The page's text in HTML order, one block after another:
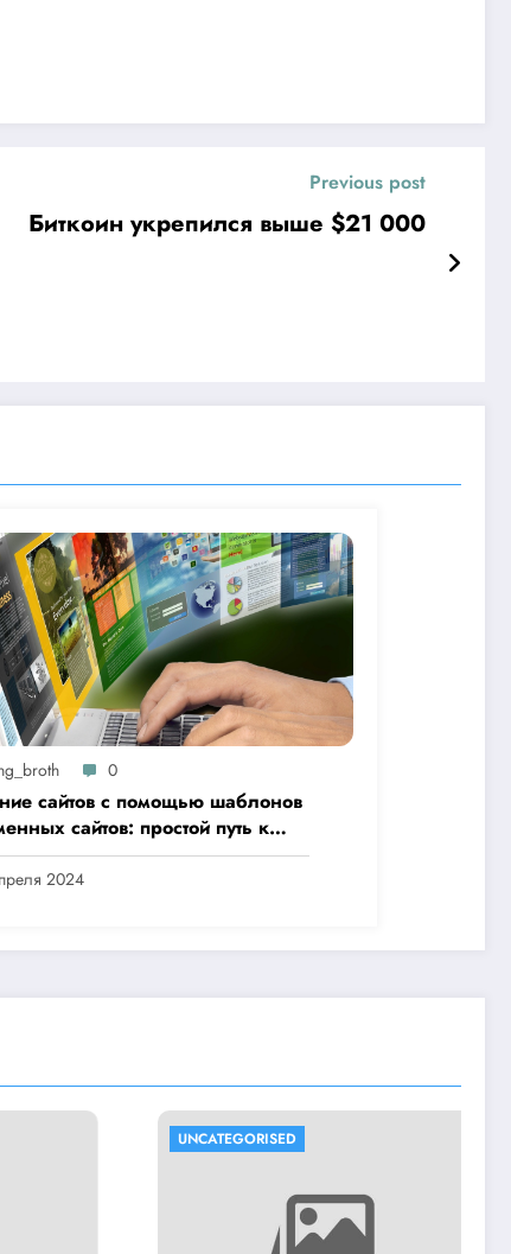
Previous post
Биткоин укрепился выше $21 000
0
сайтов с помощью шаблонов
сайтов: простой путь к
веб-присутствию
2024
UNCATEGORISED